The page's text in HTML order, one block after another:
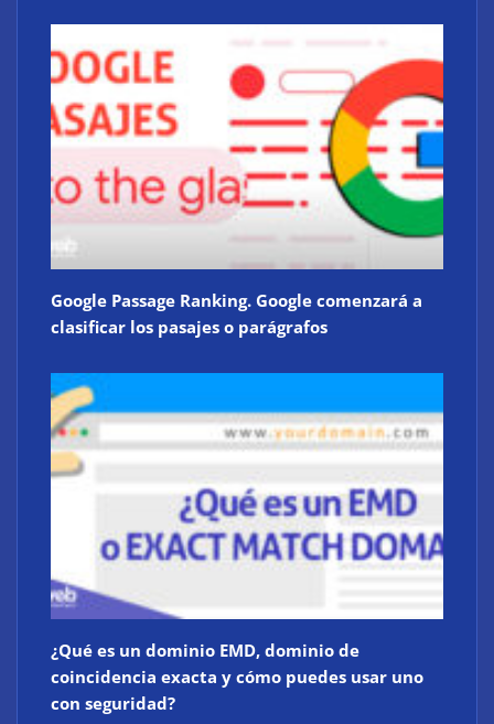
Google Passage Ranking. Google comenzará a
clasificar los pasajes o parágrafos
¿Qué es un dominio EMD, dominio de
coincidencia exacta y cómo puedes usar uno
con seguridad?